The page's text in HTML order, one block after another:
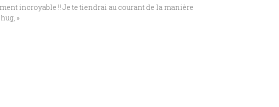
incroyable !! Je te tiendrai au courant de la manière
»